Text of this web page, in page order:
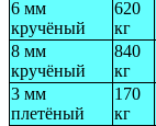
6 мм
кручёный
620
кг
8 мм
кручёный
840
кг
3 мм
плетёный
170
кг